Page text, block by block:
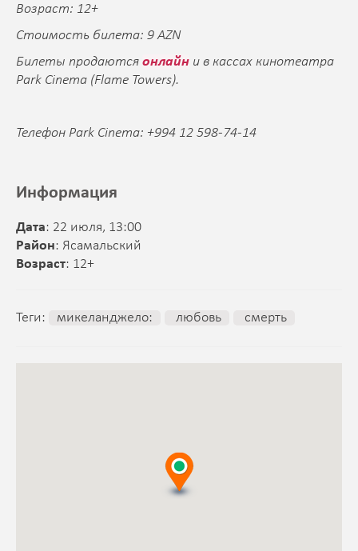
Возраст: 12+
Стоимость билета: 9 AZN
Билеты продаются онлайн и в кассах кинотеатра
Park Cinema (Flame Towers).
Телефон Park Cinema: +994 12 598-74-14
Информация
Дата: 22 июля, 13:00
Район: Ясамальский
Возраст: 12+
Теги: микеланджело: любовь смерть